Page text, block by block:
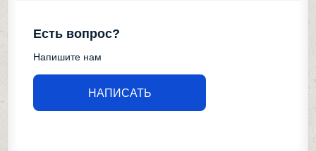
Есть вопрос?
Напишите нам
НАПИСАТЬ